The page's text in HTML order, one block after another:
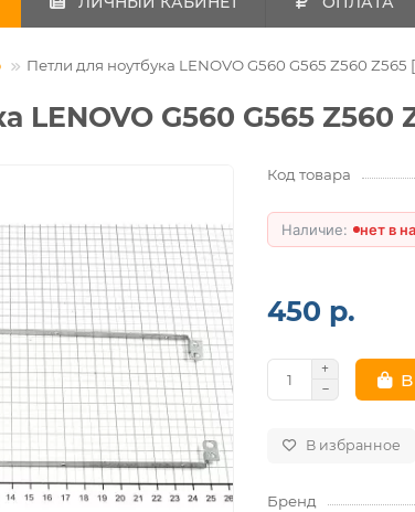
Петли для ноутбука LENOVO G560 G565 Z560 Z565
LENOVO G560 G565 Z560
Код товара
нет в
450 р.
В избранное
Бренд